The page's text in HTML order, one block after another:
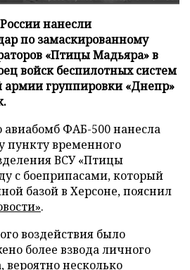
нанесли
по замаскированному
«Птицы Мадьяра» в
войск беспилотных систем
армии группировки «Днепр»
ФАБ-500 нанесла
пункту временного
ВСУ «Птицы
с боеприпасами, который
базой в Херсоне, пояснил
.
воздействия было
более взвода личного
вероятно несколько